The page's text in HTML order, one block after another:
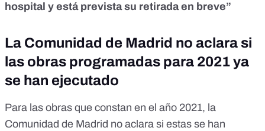
hospital y está prevista su retirada en breve”
La Comunidad de Madrid no aclara si
las obras programadas para 2021 ya
se han ejecutado
Para las obras que constan en el año 2021, la
Comunidad de Madrid no aclara si estas se han